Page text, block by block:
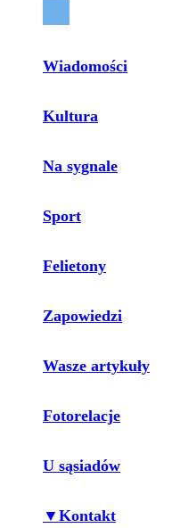
Wiadomości
Kultura
Na sygnale
Sport
Felietony
Zapowiedzi
Wasze artykuły
Fotorelacje
U sąsiadów
▼Kontakt